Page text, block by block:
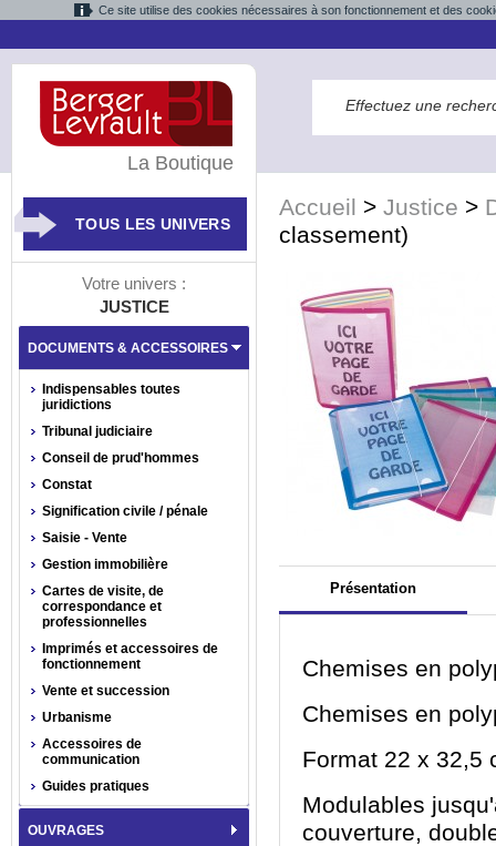
Ce site utilise des cookies nécessaires à son fonctionnement et des
Accueil > Justice >
classement)
Présentation
Chemises en
Chemises en
Format 22 x 32,5
Modulables
couverture,
La Boutique
TOUS LES UNIVERS
Votre univers :
JUSTICE
DOCUMENTS & ACCESSOIRES
Indispensables toutes
juridictions
Tribunal judiciaire
Conseil de prud'hommes
Constat
Signification civile / pénale
Saisie - Vente
Gestion immobilière
Cartes de visite, de
correspondance et
professionnelles
Imprimés et accessoires de
fonctionnement
Vente et succession
Urbanisme
Accessoires de
communication
Guides pratiques
OUVRAGES